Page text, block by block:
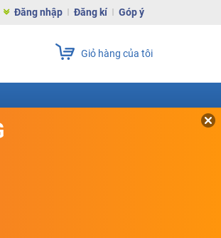
Đăng nhập Đăng kí Góp ý
Giỏ hàng của tôi